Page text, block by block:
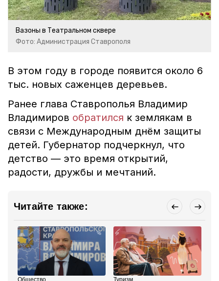
Вазоны в Театральном сквере
Фото: Администрация Ставрополя
В этом году в городе появится около 6
тыс. новых саженцев деревьев.
Ранее глава Ставрополья Владимир
Владимиров обратился к землякам в
связи с Международным днём защиты
детей. Губернатор подчеркнул, что
детство — это время открытий,
радости, дружбы и мечтаний.
Читайте также: